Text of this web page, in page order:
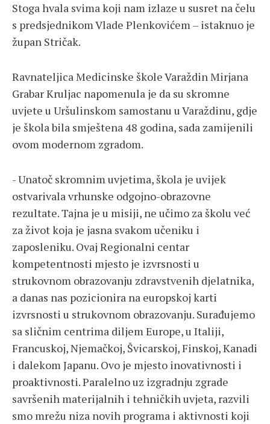
Stoga hvala svima koji nam izlaze u susret na čelu
s predsjednikom Vlade Plenkovićem – istaknuo je
župan Stričak.
Ravnateljica Medicinske škole Varaždin Mirjana
Grabar Kruljac napomenula je da su skromne
uvjete u Uršulinskom samostanu u Varaždinu, gdje
je škola bila smještena 48 godina, sada zamijenili
ovom modernom zgradom.
- Unatoč skromnim uvjetima, škola je uvijek
ostvarivala vrhunske odgojno-obrazovne
rezultate. Tajna je u misiji, ne učimo za školu već
za život koja je jasna svakom učeniku i
zaposleniku. Ovaj Regionalni centar
kompetentnosti mjesto je izvrsnosti u
strukovnom obrazovanju zdravstvenih djelatnika,
a danas nas pozicionira na europskoj karti
izvrsnosti u strukovnom obrazovanju. Surađujemo
sa sličnim centrima diljem Europe, u Italiji,
Francuskoj, Njemačkoj, Švicarskoj, Finskoj, Kanadi
i dalekom Japanu. Ovo je mjesto inovativnosti i
proaktivnosti. Paralelno uz izgradnju zgrade
savršenih materijalnih i tehničkih uvjeta, razvili
smo mrežu niza novih programa i aktivnosti koji